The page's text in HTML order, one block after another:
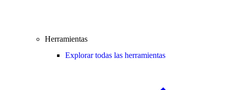
Herramientas
Explorar todas las herramientas